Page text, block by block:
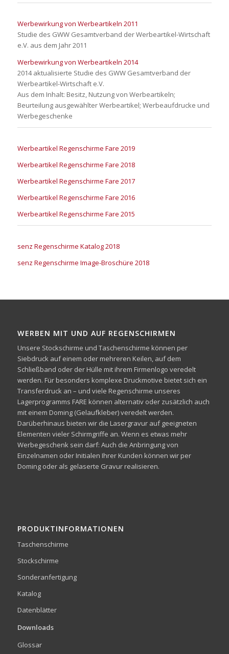
Werbewirkung von Werbeartikeln 2011
Studie des GWW Gesamtverband der Werbeartikel-Wirtschaft
e.V. aus dem Jahr 2011
Werbewirkung von Werbeartikeln 2014
2014 aktualisierte Studie des GWW Gesamtverband der
Werbeartikel-Wirtschaft e.V.
Aus dem Inhalt: Besitz, Nutzung von Werbeartikeln;
Beurteilung ausgewählter Werbeartikel; Werbeaufdrucke und
Werbegeschenke
Werbeartikel Regenschirme Fare 2019
Werbeartikel Regenschirme Fare 2018
Werbeartikel Regenschirme Fare 2017
Werbeartikel Regenschirme Fare 2016
Werbeartikel Regenschirme Fare 2015
senz Regenschirme Katalog 2018
senz Regenschirme Image-Broschüre 2018
WERBEN MIT UND AUF REGENSCHIRMEN
Unsere Stockschirme und Taschenschirme können per
Siebdruck auf einem oder mehreren Keilen, auf dem
Schließband oder der Hülle mit ihrem Firmenlogo veredelt
werden. Für besonders komplexe Druckmotive bietet sich ein
Transferdruck an – und viele Regenschirme unseres
Lagerprogramms FARE können alternativ oder zusätzlich auch
mit einem Doming (Gelaufkleber) veredelt werden.
Darüberhinaus bieten wir die Lasergravur auf geeigneten
Elementen vieler Schirmgriffe an. Wenn es etwas mehr
Werbegeschenk sein darf: Auch die Anbringung von
Einzelnamen oder Initialen Ihrer Kunden können wir per
Doming oder als gelaserte Gravur realisieren.
PRODUKTINFORMATIONEN
Taschenschirme
Stockschirme
Sonderanfertigung
Katalog
Datenblätter
Downloads
Glossar